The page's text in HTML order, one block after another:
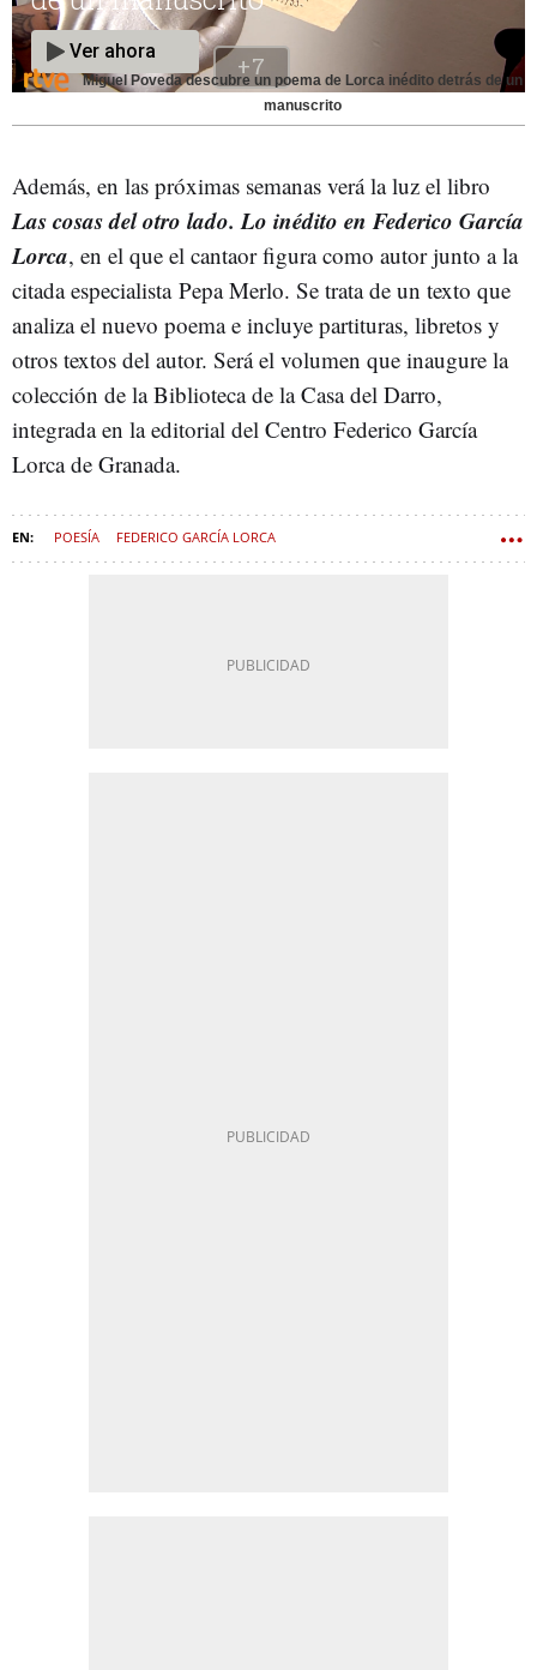
Miguel Poveda descubre un poema de Lorca inédito detrás de un
manuscrito
Además, en las próximas semanas verá la luz el libro
Las cosas del otro lado. Lo inédito en Federico García
Lorca, en el que el cantaor figura como autor junto a la
citada especialista Pepa Merlo. Se trata de un texto que
analiza el nuevo poema e incluye partituras, libretos y
otros textos del autor. Será el volumen que inaugure la
colección de la Biblioteca de la Casa del Darro,
integrada en la editorial del Centro Federico García
Lorca de Granada.
POESÍA FEDERICO GARCÍA LORCA